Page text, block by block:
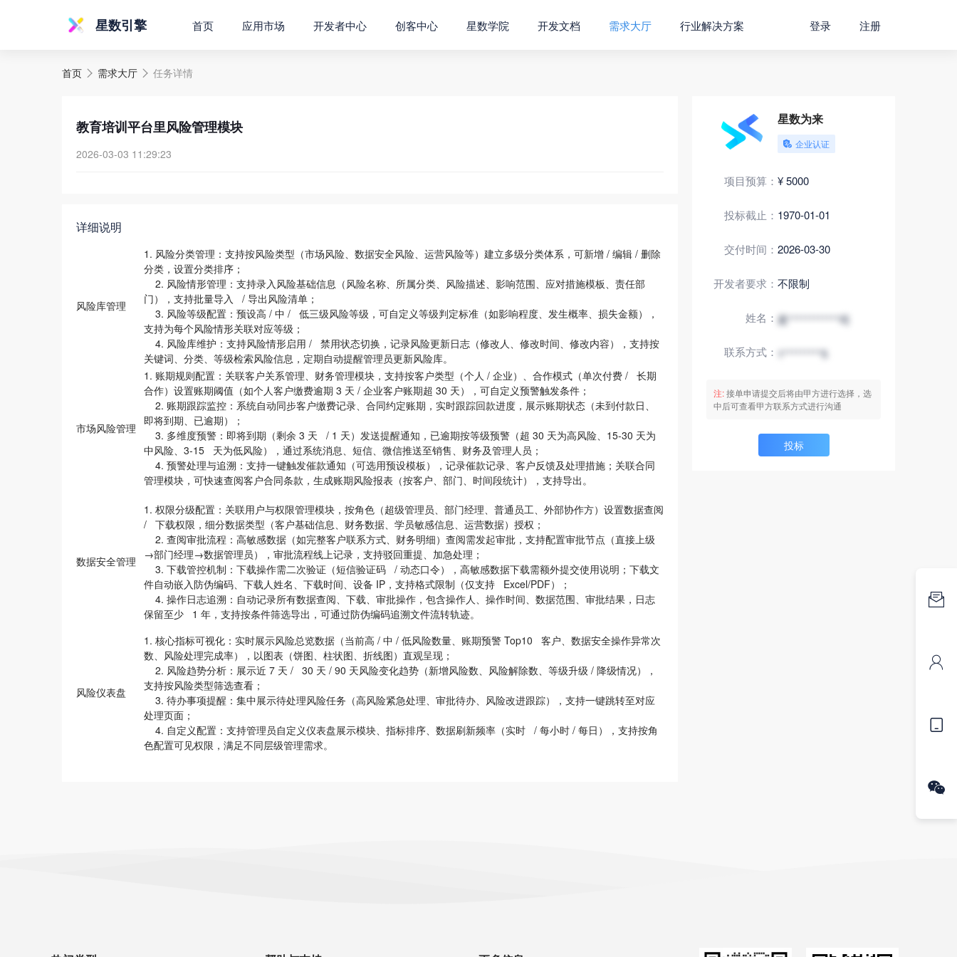
星数引擎 首页 应用市场 开发者中心 创客中心 星数学院 开发文档 需求大厅 行业解决方案 登录 注册
首页  需求大厅  任务详情
教育培训平台里风险管理模块
2026-03-03 11:29:23
详细说明
风险库管理
1. 风险分类管理 ：支持按风险类型（市场风险、数据安全风险、运营风险等）建立多级分类体系，可新增 / 编辑 / 删除
分类，设置分类排序；
2. 风险情形管理 ：支持录入风险基础信息（风险名称、所属分类、风险描述、影响范围、应对措施模板、责任部
门），支持批量导入 / 导出风险清单；
3. 风险等级配置 ：预设高 / 中 / 低三级风险等级，可自定义等级判定标准（如影响程度、发生概率、损失金额），
支持为每个风险情形关联对应等级；
4. 风险库维护 ：支持风险情形启用 / 禁用状态切换，记录风险更新日志（修改人、修改时间、修改内容），支持按
关键词、分类、等级检索风险信息，定期自动提醒管理员更新风险库。
市场风险管理
1. 账期规则配置 ：关联客户关系管理、财务管理模块，支持按客户类型（个人 / 企业）、合作模式（单次付费 / 长期
合作）设置账期阈值（如个人客户缴费逾期 3 天 / 企业客户账期超 30 天），可自定义预警触发条件；
2. 账期跟踪监控 ：系统自动同步客户缴费记录、合同约定账期，实时跟踪回款进度，展示账期状态（未到付款日、
即将到期、已逾期）；
3. 多维度预警 ：即将到期（剩余 3 天 / 1 天）发送提醒通知，已逾期按等级预警（超 30 天为高风险、15-30 天为
中风险、3-15 天为低风险），通过系统消息、短信、微信推送至销售、财务及管理人员；
4. 预警处理与追溯 ：支持一键触发催款通知（可选用预设模板），记录催款记录、客户反馈及处理措施；关联合同
管理模块，可快速查阅客户合同条款，生成账期风险报表（按客户、部门、时间段统计），支持导出。
数据安全管理
1. 权限分级配置 ：关联用户与权限管理模块，按角色（超级管理员、部门经理、普通员工、外部协作方）设置数据查阅
/ 下载权限，细分数据类型（客户基础信息、财务数据、学员敏感信息、运营数据）授权；
2. 查阅审批流程 ：高敏感数据（如完整客户联系方式、财务明细）查阅需发起审批，支持配置审批节点（直接上级
→部门经理→数据管理员），审批流程线上记录，支持驳回重提、加急处理；
3. 下载管控机制 ：下载操作需二次验证（短信验证码 / 动态口令），高敏感数据下载需额外提交使用说明；下载文
件自动嵌入防伪编码、下载人姓名、下载时间、设备 IP，支持格式限制（仅支持 Excel/PDF）；
4. 操作日志追溯 ：自动记录所有数据查阅、下载、审批操作，包含操作人、操作时间、数据范围、审批结果，日志
保留至少 1 年，支持按条件筛选导出，可通过防伪编码追溯文件流转轨迹。
风险仪表盘
1. 核心指标可视化 ：实时展示风险总览数据（当前高 / 中 / 低风险数量、账期预警 Top10 客户、数据安全操作异常次
数、风险处理完成率），以图表（饼图、柱状图、折线图）直观呈现；
2. 风险趋势分析 ：展示近 7 天 / 30 天 / 90 天风险变化趋势（新增风险数、风险解除数、等级升级 / 降级情况），
支持按风险类型筛选查看；
3. 待办事项提醒 ：集中展示待处理风险任务（高风险紧急处理、审批待办、风险改进跟踪），支持一键跳转至对应
处理页面；
4. 自定义配置 ：支持管理员自定义仪表盘展示模块、指标排序、数据刷新频率（实时 / 每小时 / 每日），支持按角
色配置可见权限，满足不同层级管理需求。
星数为来
 企业认证
项目预算： ¥5000
投标截止： 1970-01-01
交付时间： 2026-03-30
开发者要求： 不限制
姓名：星************司
联系方式： 1*********5
注:接单申请提交后将由甲方进行选择，选
中后可查看甲方联系方式进行沟通
投标



